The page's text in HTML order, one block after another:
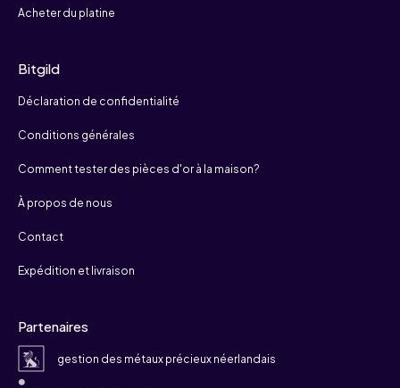
Acheter du platine
Bitgild
Déclaration de confidentialité
Conditions générales
Comment tester des pièces d'or à la maison?
À propos de nous
Contact
Expédition et livraison
Partenaires
gestion des métaux précieux néerlandais